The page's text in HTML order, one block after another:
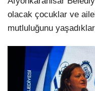
olacak çocuklar ve
mutluluğunu